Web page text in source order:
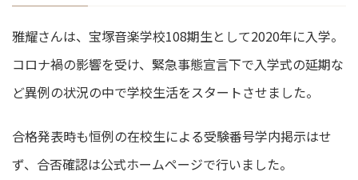
雅耀さんは、宝塚音楽学校108期生として2020年に入学。
コロナ禍の影響を受け、緊急事態宣言下で入学式の延期な
ど異例の状況の中で学校生活をスタートさせました。
合格発表時も恒例の在校生による受験番号学内掲示はせ
ず、合否確認は公式ホームページで行いました。